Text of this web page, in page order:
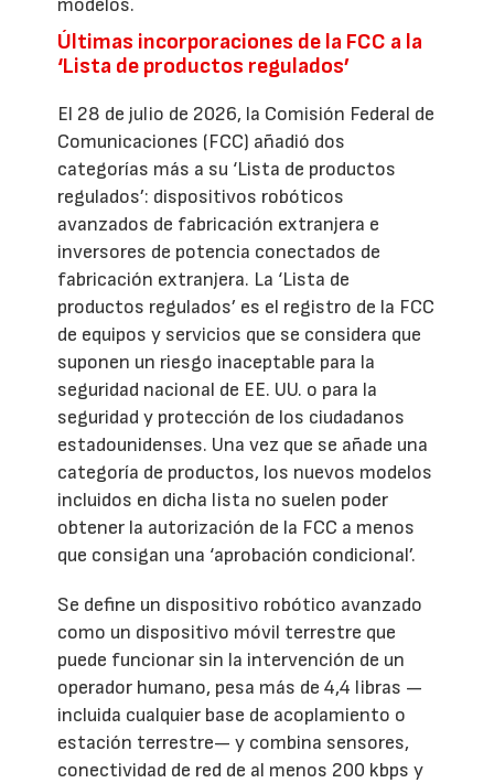
Últimas incorporaciones de la FCC a la
‘Lista de productos regulados’
El 28 de julio de 2026, la Comisión Federal de
Comunicaciones (FCC) añadió dos
categorías más a su ‘Lista de productos
regulados’: dispositivos robóticos
avanzados de fabricación extranjera e
inversores de potencia conectados de
fabricación extranjera. La ‘Lista de
productos regulados’ es el registro de la FCC
de equipos y servicios que se considera que
suponen un riesgo inaceptable para la
seguridad nacional de EE. UU. o para la
seguridad y protección de los ciudadanos
estadounidenses. Una vez que se añade una
categoría de productos, los nuevos modelos
incluidos en dicha lista no suelen poder
obtener la autorización de la FCC a menos
que consigan una ‘aprobación condicional’.
Se define un dispositivo robótico avanzado
como un dispositivo móvil terrestre que
puede funcionar sin la intervención de un
operador humano, pesa más de 4,4 libras —
incluida cualquier base de acoplamiento o
estación terrestre— y combina sensores,
conectividad de red de al menos 200 kbps y